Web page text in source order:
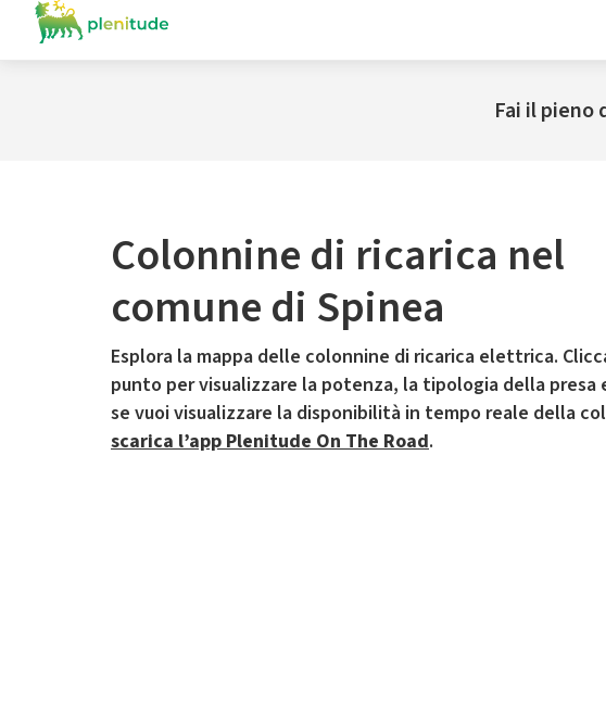
Fai il pieno
Colonnine di ricarica nel
comune di Spinea
Esplora la mappa delle colonnine di ricarica elettrica.
punto per visualizzare la potenza, la tipologia della presa
se vuoi visualizzare la disponibilità in tempo reale della
scarica l’app Plenitude On The Road.
Il servizio di